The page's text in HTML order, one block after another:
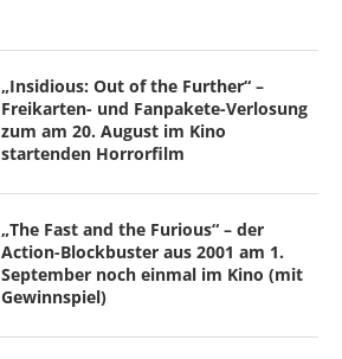
„Insidious: Out of the Further“ –
Freikarten- und Fanpakete-Verlosung
zum am 20. August im Kino
startenden Horrorfilm
„The Fast and the Furious“ – der
Action-Blockbuster aus 2001 am 1.
September noch einmal im Kino (mit
Gewinnspiel)